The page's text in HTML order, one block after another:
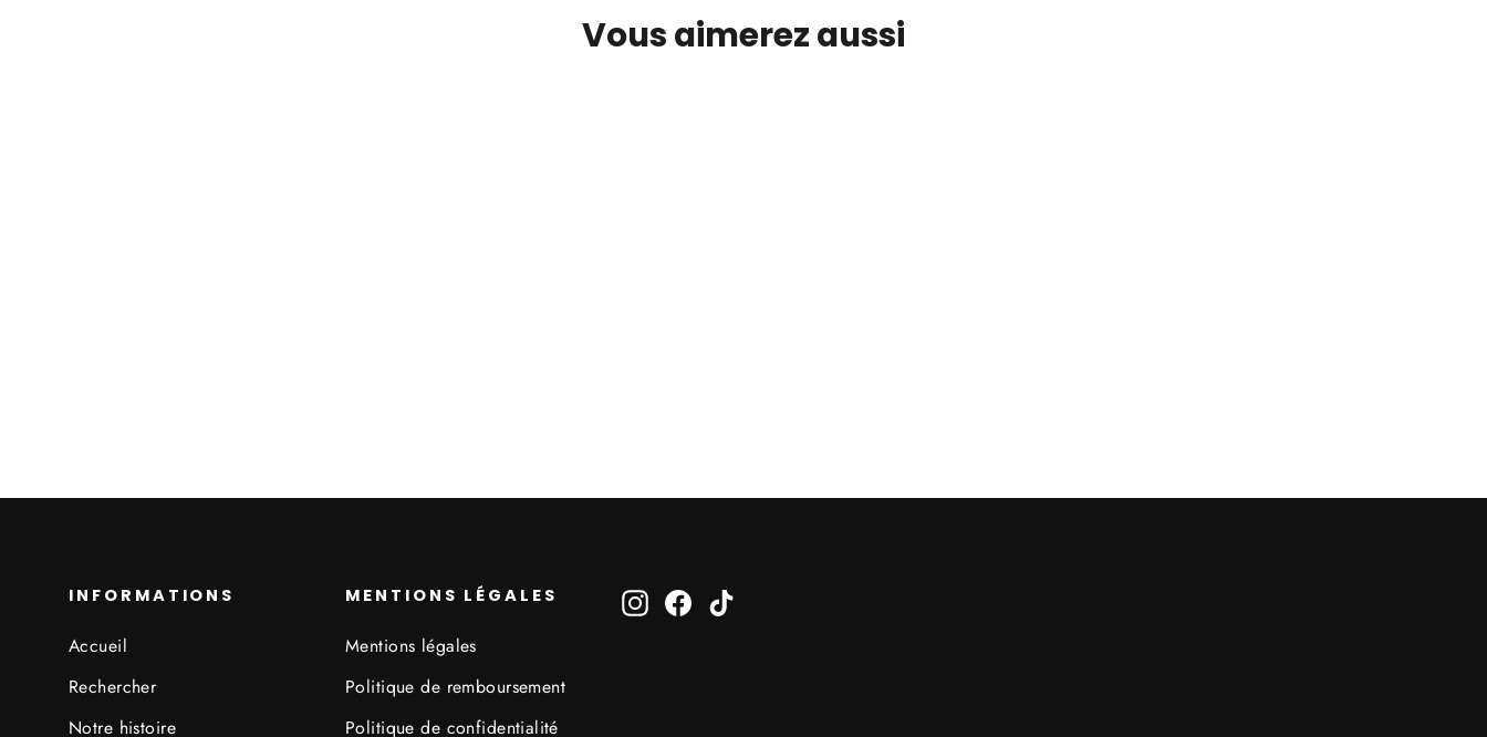
Vous aimerez aussi
INFORMATIONS
Accueil
Rechercher
Notre histoire
MENTIONS LÉGALES
Mentions légales
Politique de remboursement
Politique de confidentialité
Instagram
Facebook